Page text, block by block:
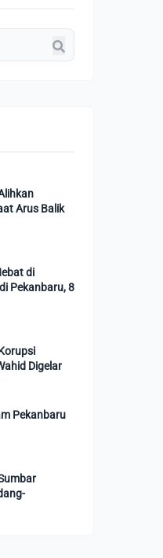
Arus Balik
di
Pekanbaru, 8
Digelar
Pekanbaru